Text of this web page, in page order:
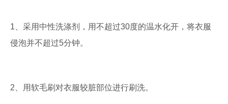
1、采用中性洗涤剂，用不超过30度的温水化开，将衣服
侵泡并不超过5分钟。
2、用软毛刷对衣服较脏部位进行刷洗。